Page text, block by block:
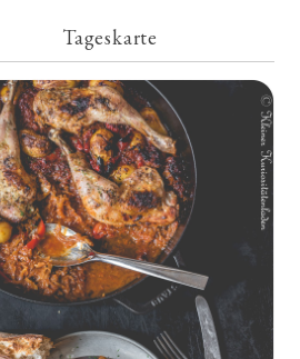
Tageskarte
Geschmorte Hähnchenschenkel auf
Paprikakraut und kleinen Kartoffeln